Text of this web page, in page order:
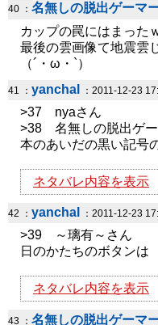
40 ： 名無しの脱出ゲーマ
カップの罠にはまった
最後の雲画像て地震雲
（´・ω・`）
41 ： yanchal ：2011-12-23
>37 nyaさん
>38 名無しの脱出ゲ
本のあいだの黒い記号
ネタバレ内容を表示
42 ： yanchal ：2011-12-23
>39 ～璃有～さん
日のかたちのボタンは
ネタバレ内容を表示
43 ： 名無しの脱出ゲーマ